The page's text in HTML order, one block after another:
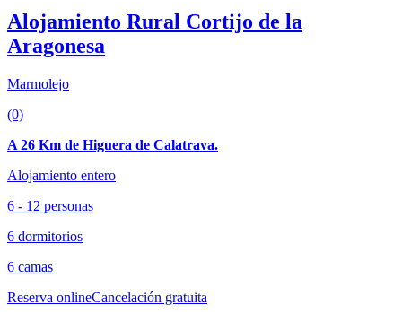
Alojamiento Rural Cortijo de la
Aragonesa
Marmolejo
(0)
A 26 Km de Higuera de Calatrava.
Alojamiento entero
6 - 12 personas
6 dormitorios
6 camas
Reserva onlineCancelación gratuita